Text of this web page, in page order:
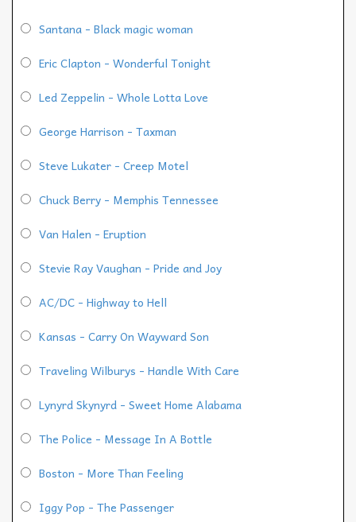
Santana - Black magic woman
Eric Clapton - Wonderful Tonight
Led Zeppelin - Whole Lotta Love
George Harrison - Taxman
Steve Lukater - Creep Motel
Chuck Berry - Memphis Tennessee
Van Halen - Eruption
Stevie Ray Vaughan - Pride and Joy
AC/DC - Highway to Hell
Kansas - Carry On Wayward Son
Traveling Wilburys - Handle With Care
Lynyrd Skynyrd - Sweet Home Alabama
The Police - Message In A Bottle
Boston - More Than Feeling
Iggy Pop - The Passenger